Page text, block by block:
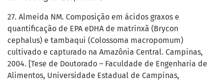
27. Almeida NM. Composição em ácidos graxos e
quantificação de EPA eDHA de matrinxã (Brycon
cephalus) e tambaqui (Colossoma macropomum)
cultivado e capturado na Amazônia Central. Campinas,
2004. [Tese de Doutorado – Faculdade de Engenharia de
Alimentos, Universidade Estadual de Campinas,